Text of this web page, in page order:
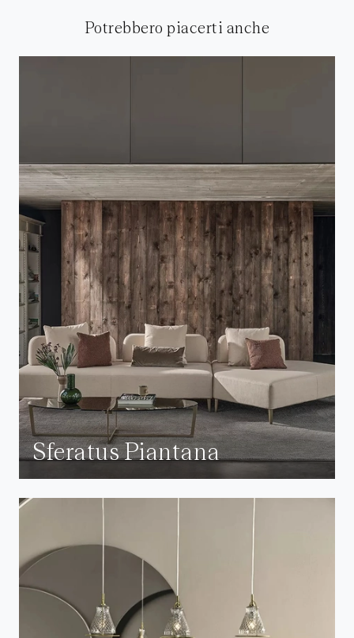
Potrebbero piacerti anche
Sferatus Piantana